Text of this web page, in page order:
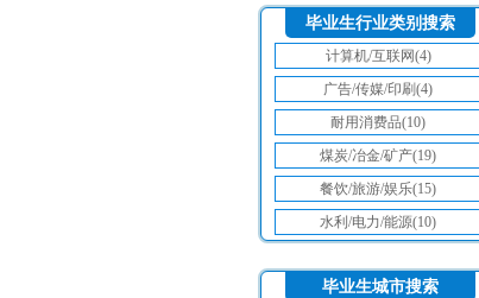
毕业生行业类别搜索
计算机/互联网(4)
广告/传媒/印刷(4)
耐用消费品(10)
煤炭/冶金/矿产(19)
餐饮/旅游/娱乐(15)
水利/电力/能源(10)
毕业生城市搜索